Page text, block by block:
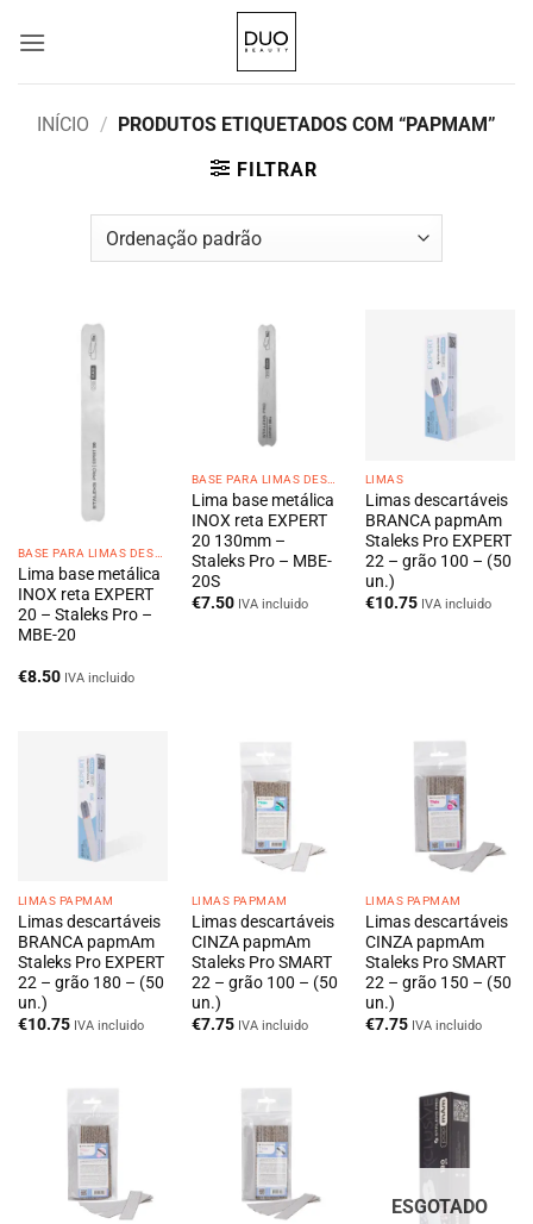
INÍCIO / PRODUTOS ETIQUETADOS COM “PAPMAM”
FILTRAR
BASE PARA LIMAS DESCARTÁVEIS
Lima base metálica
INOX reta EXPERT
20 – Staleks Pro –
MBE-20
€8.50 IVA incluido
Lima base metálica
INOX reta EXPERT
20 130mm –
Staleks Pro – MBE-
20S
€7.50 IVA incluido
LIMAS
Limas descartáveis
BRANCA papmAm
Staleks Pro EXPERT
22 – grão 100 – (50
un.)
€10.75 IVA incluido
LIMAS PAPMAM
Limas descartáveis
BRANCA papmAm
Staleks Pro EXPERT
22 – grão 180 – (50
un.)
€10.75 IVA incluido
LIMAS PAPMAM
Limas descartáveis
CINZA papmAm
Staleks Pro SMART
22 – grão 100 – (50
un.)
€7.75 IVA incluido
LIMAS PAPMAM
Limas descartáveis
CINZA papmAm
Staleks Pro SMART
22 – grão 150 – (50
un.)
€7.75 IVA incluido
ESGOTADO